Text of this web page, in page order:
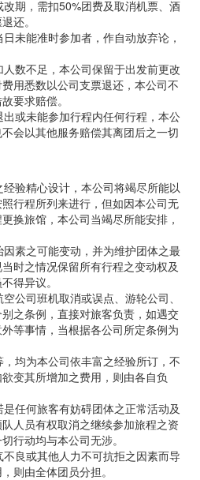
期，需扣50%团费及取消机票、酒
还。
未能准时参加者，作自动放弃论，
数不足，本公司保留于出发前更改
用悉数以公司支票退还，本公司不
要求赔偿。
或未能参加行程内任何行程，本公
会以其他服务赔偿其离团后之一切
验精心设计，本公司将竭尽所能以
行程所列来进行，但如因本公司无
换旅馆，本公司当竭尽所能安排，
素之可能变动，并为维护团体之最
时之情况保留所有行程之变动权及
得异议。
公司班机取消或误点、游轮公司、
之条例，直接对旅客负责，如遇交
等事情，当根据各公司所定条例为
均为本公司依丰富之经验所订，不
变其所增加之费用，则由各自负
任何旅客有妨碍团体之正常活动及
人员有权取消之继续参加旅程之资
行动均与本公司无涉。
良或其他人力不可抗拒之因素而导
则由全体团员分担。